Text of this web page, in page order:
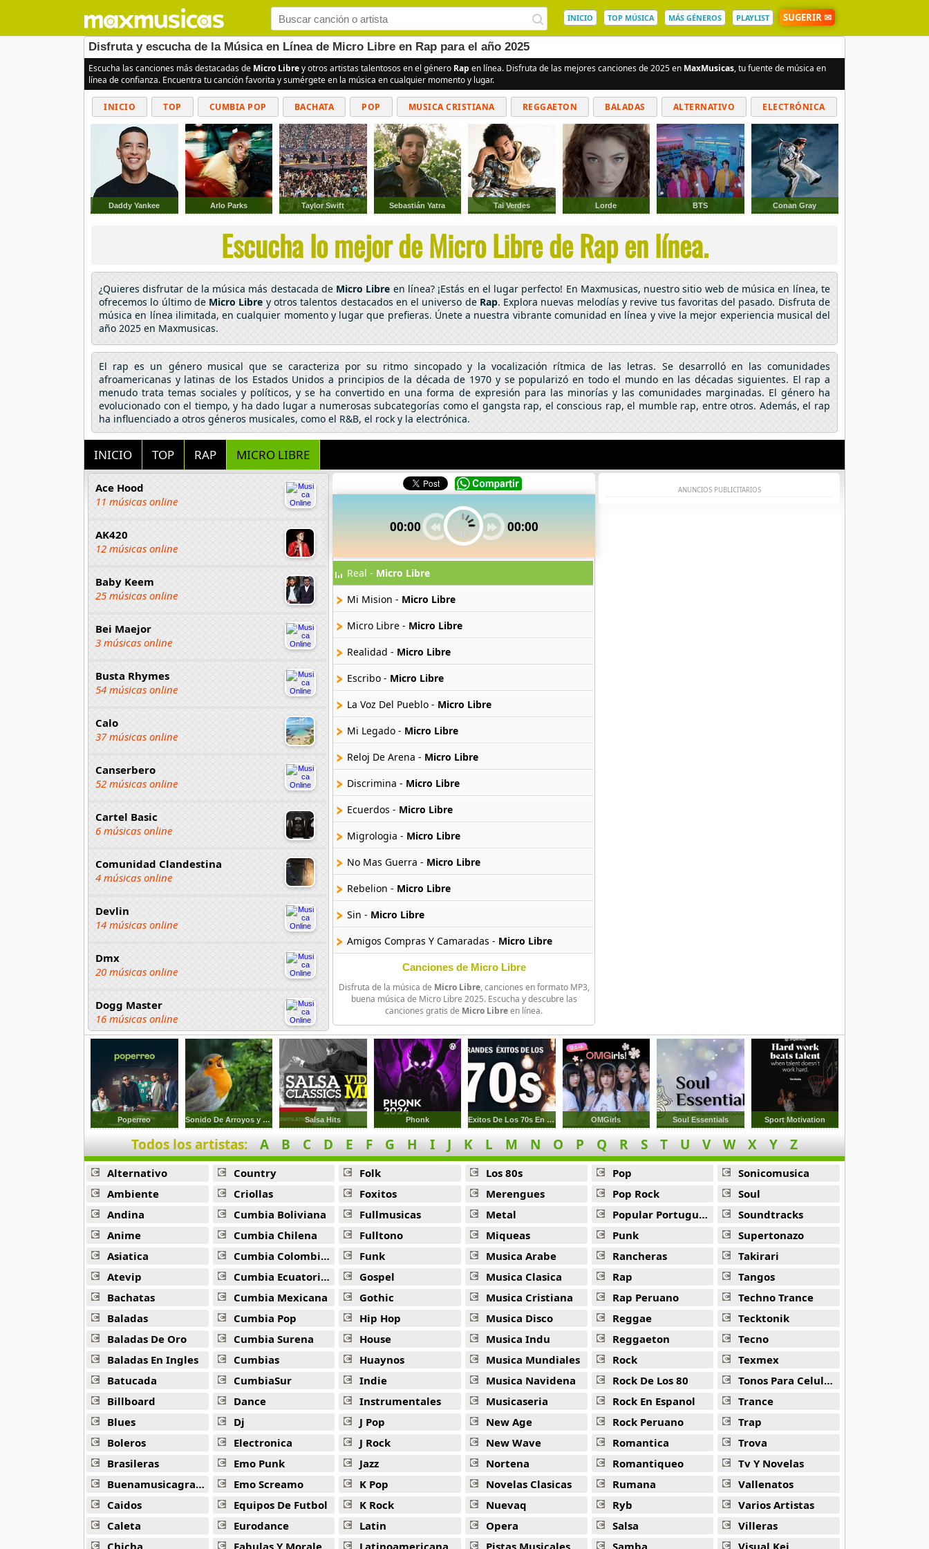
INICIO TOP MÚSICA MÁS GÉNEROS PLAYLIST SUGERIR ✉
Disfruta y escucha de la Música en Línea de Micro Libre en Rap para el año 2025
Escucha las canciones más destacadas de Micro Librey otros artistas talentosos en el género Rap en línea. Disfruta de las mejores canciones de 2025 en MaxMusicas, tu fuente de música en
línea de confianza. Encuentra tu canción favorita y sumérgete en la música en cualquier momento y lugar.
INICIO TOP CUMBIA POP BACHATA POP MUSICA CRISTIANA REGGAETON BALADAS ALTERNATIVO ELECTRÓNICA
CUMBIAS
Daddy Yankee Arlo Parks Taylor Swift Sebastián Yatra Tai Verdes Lorde BTS Conan Gray
Escucha lo mejor de Micro Libre de Rap en línea.
¿Quieres disfrutar de la música más destacada de Micro Libre en línea? ¡Estás en el lugar perfecto! En Maxmusicas, nuestro sitio web de música en línea, te
ofrecemos lo último de Micro Libre y otros talentos destacados en el universo de Rap. Explora nuevas melodías y revive tus favoritas del pasado. Disfruta de
música en línea ilimitada, en cualquier momento y lugar que prefieras. Únete a nuestra vibrante comunidad en línea y vive la mejor experiencia musical del
año 2025 en Maxmusicas.
El rap es un género musical que se caracteriza por su ritmo sincopado y la vocalización rítmica de las letras. Se desarrolló en las comunidades
afroamericanas y latinas de los Estados Unidos a principios de la década de 1970 y se popularizó en todo el mundo en las décadas siguientes. El rap a
menudo trata temas sociales y políticos, y se ha convertido en una forma de expresión para las minorías y las comunidades marginadas. El género ha
evolucionado con el tiempo, y ha dado lugar a numerosas subcategorías como el gangsta rap, el conscious rap, el mumble rap, entre otros. Además, el rap
ha influenciado a otros géneros musicales, como el R&B, el rock y la electrónica.
INICIO TOP RAP MICRO LIBRE
Ace Hood
11 músicas online
AK420
12 músicas online
Baby Keem
25 músicas online
Bei Maejor
3 músicas online
Busta Rhymes
54 músicas online
Calo
37 músicas online
Canserbero
52 músicas online
Cartel Basic
6 músicas online
Comunidad Clandestina
4 músicas online
Devlin
14 músicas online
Dmx
20 músicas online
Dogg Master
16 músicas online
DUKI
91 músicas online
Elias Ayaviri
18 músicas online
Flor Rida
33 músicas online
Ghostface Killah
20 músicas online
Guariboa
3 músicas online
Gucci Mane
33 músicas online
Jaden Smith
8 músicas online
Jaze
29 músicas online
Jeezy
15 músicas online
3 músicas online
Kazz Flow
00:00 00:00
Real - Micro Libre
Mi Mision - Micro Libre
Micro Libre - Micro Libre
Realidad - Micro Libre
Escribo - Micro Libre
La Voz Del Pueblo - Micro Libre
Mi Legado - Micro Libre
Reloj De Arena - Micro Libre
Discrimina - Micro Libre
Ecuerdos - Micro Libre
Migrologia - Micro Libre
No Mas Guerra - Micro Libre
Rebelion - Micro Libre
Sin - Micro Libre
Amigos Compras Y Camaradas - Micro Libre
La Victoria Del Mensaje -Micro Libre
Hip Hop Y Yo -Micro Libre
Canciones de Micro Libre
Disfruta de la música de Micro Libre, canciones en formato MP3,
buena música de Micro Libre 2025. Escucha y descubre las
canciones gratis de Micro Libreen línea.
ANUNCIOS PUBLICITARIOS
Poperreo Sonido De Arroyos y Pajaros Salsa Hits Phonk Exitos De Los 70s En Ingles OMGirls Soul Essentials Sport Motivation
Todos los artistas: A B C D E F G H I J K L M N O P Q R S T U V W X Y Z
Alternativo
Ambiente
Andina
Anime
Asiatica
Atevip
Bachatas
Baladas
Baladas De Oro
Baladas En Ingles
Batucada
Billboard
Blues
Boleros
Brasileras
Buenamusicagratis
Caidos
Caleta
Chicha
Country
Criollas
Cumbia Boliviana
Cumbia Chilena
Cumbia Colombiana
Cumbia Ecuatoriana
Cumbia Mexicana
Cumbia Pop
Cumbia Surena
Cumbias
CumbiaSur
Dance
Dj
Electronica
Emo Punk
Emo Screamo
Equipos De Futbol
Eurodance
Fabulas Y Moralejas
Folk
Foxitos
Fullmusicas
Fulltono
Funk
Gospel
Gothic
Hip Hop
House
Huaynos
Indie
Instrumentales
J Pop
J Rock
Jazz
K Pop
K Rock
Latin
Latinoamericana
Los 80s
Merengues
Metal
Miqueas
Musica Arabe
Musica Clasica
Musica Cristiana
Musica Disco
Musica Indu
Musica Mundiales
Musica Navidena
Musicaseria
New Age
New Wave
Nortena
Novelas Clasicas
Nuevaq
Opera
Pistas Musicales
Pop
Pop Rock
Popular Portuguesa
Punk
Rancheras
Rap
Rap Peruano
Reggae
Reggaeton
Rock
Rock De Los 80
Rock En Espanol
Rock Peruano
Romantica
Romantiqueo
Rumana
Ryb
Salsa
Samba
Sonicomusica
Soul
Soundtracks
Supertonazo
Takirari
Tangos
Techno Trance
Tecktonik
Tecno
Texmex
Tonos Para Celulares
Trance
Trap
Trova
Tv Y Novelas
Vallenatos
Varios Artistas
Villeras
Visual Kei